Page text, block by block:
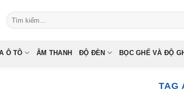
Tìm
kiếm:
Ô TÔ ÂM THANH ĐỘ ĐÈN BỌC GHẾ VÀ ĐỘ
TAG